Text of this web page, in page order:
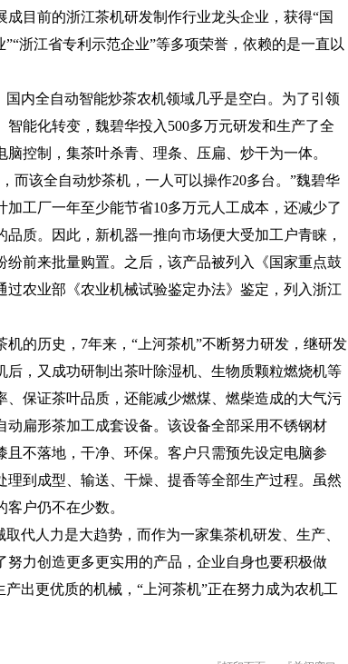
目前的浙江茶机研发制作行业龙头企业，获得“国
浙江省专利示范企业”等多项荣誉，依赖的是一直以
内全自动智能炒茶农机领域几乎是空白。为了引领
能化转变，魏碧华投入500多万元研发和生产了全
控制，集茶叶杀青、理条、压扁、炒干为一体。
该全自动炒茶机，一人可以操作20多台。”魏碧华
工厂一年至少能节省10多万元人工成本，还减少了
质。因此，新机器一推向市场便大受加工户青睐，
前来批量购置。之后，该产品被列入《国家重点鼓
农业部《农业机械试验鉴定办法》鉴定，列入浙江
的历史，7年来，“上河茶机”不断努力研发，继研发
后，又成功研制出茶叶除湿机、生物质颗粒燃烧机等
保证茶叶品质，还能减少燃煤、燃柴造成的大气污
动扁形茶加工成套设备。该设备全部采用不锈钢材
且不落地，干净、环保。客户只需预先设定电脑参
到成型、输送、干燥、提香等全部生产过程。虽然
户仍不在少数。
人力是大趋势，而作为一家集茶机研发、生产、
力创造更多更实用的产品，企业自身也要积极做
出更优质的机械，“上河茶机”正在努力成为农机工